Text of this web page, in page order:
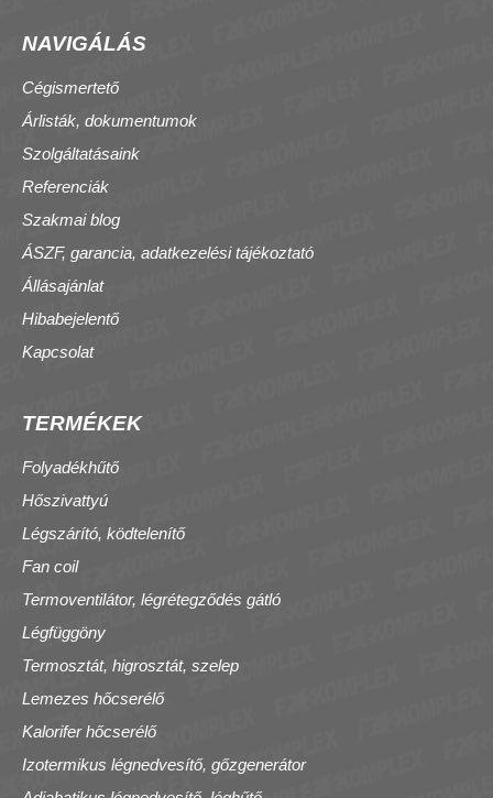
NAVIGÁLÁS
Cégismertető
Árlisták, dokumentumok
Szolgáltatásaink
Referenciák
Szakmai blog
ÁSZF, garancia, adatkezelési tájékoztató
Állásajánlat
Hibabejelentő
Kapcsolat
TERMÉKEK
Folyadékhűtő
Hőszivattyú
Légszárító, ködtelenítő
Fan coil
Termoventilátor, légrétegződés gátló
Légfüggöny
Termosztát, higrosztát, szelep
Lemezes hőcserélő
Kalorifer hőcserélő
Izotermikus légnedvesítő, gőzgenerátor